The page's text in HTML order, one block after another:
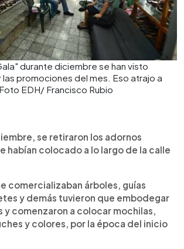
durante diciembre se han visto
promociones del mes. Eso atrajo a
EDH/ Francisco Rubio
se retiraron los adornos
habían colocado a lo largo de la calle
comercializaban árboles, guías
y demás tuvieron que embodegar
y comenzaron a colocar mochilas,
y colores, por la época del inicio